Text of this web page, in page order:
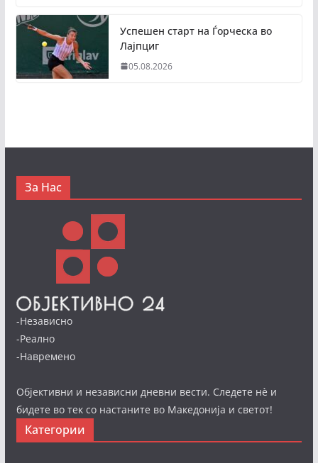
Успешен старт на Ѓорческа во
Лајпциг
05.08.2026
За Нас
-Независно
-Реално
-Навремено
Објективни и независни дневни вести. Следете нè и
бидете во тек со настаните во Македонија и светот!
Категории